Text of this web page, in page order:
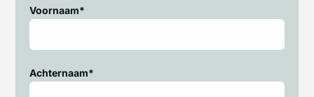
Voornaam*
Achternaam*